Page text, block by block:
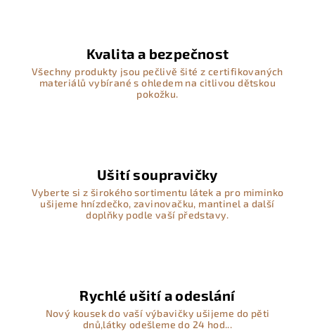
Kvalita a bezpečnost
Všechny produkty jsou pečlivě šité z certifikovaných
materiálů vybírané s ohledem na citlivou dětskou
pokožku.
Ušití soupravičky
Vyberte si z širokého sortimentu látek a pro miminko
ušijeme hnízdečko, zavinovačku, mantinel a další
doplňky podle vaší představy.
Rychlé ušití a odeslání
Nový kousek do vaší výbavičky ušijeme do pěti
dnů,látky odešleme do 24 hod...